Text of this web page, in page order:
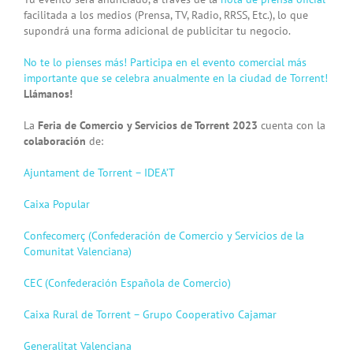
facilitada a los medios (Prensa, TV, Radio, RRSS, Etc.), lo que
supondrá una forma adicional de publicitar tu negocio.
No te lo pienses más! Participa en el evento comercial más
importante que se celebra anualmente en la ciudad de Torrent!
Llámanos!
La Feria de Comercio y Servicios de Torrent 2023 cuenta con la
colaboración de:
Ajuntament de Torrent – IDEA’T
Caixa Popular
Confecomerç (Confederación de Comercio y Servicios de la
Comunitat Valenciana)
CEC (Confederación Española de Comercio)
Caixa Rural de Torrent – Grupo Cooperativo Cajamar
Generalitat Valenciana